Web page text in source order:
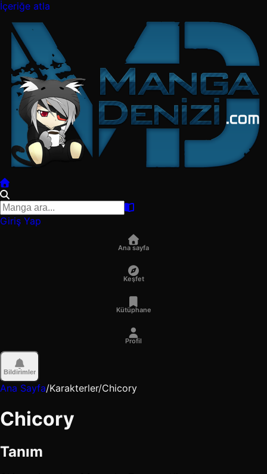
İçeriğe atla
Giriş Yap
Ana sayfa
Keşfet
Kütüphane
Profil
Bildirimler
Ana Sayfa/Karakterler/Chicory
Chicory
Tanım